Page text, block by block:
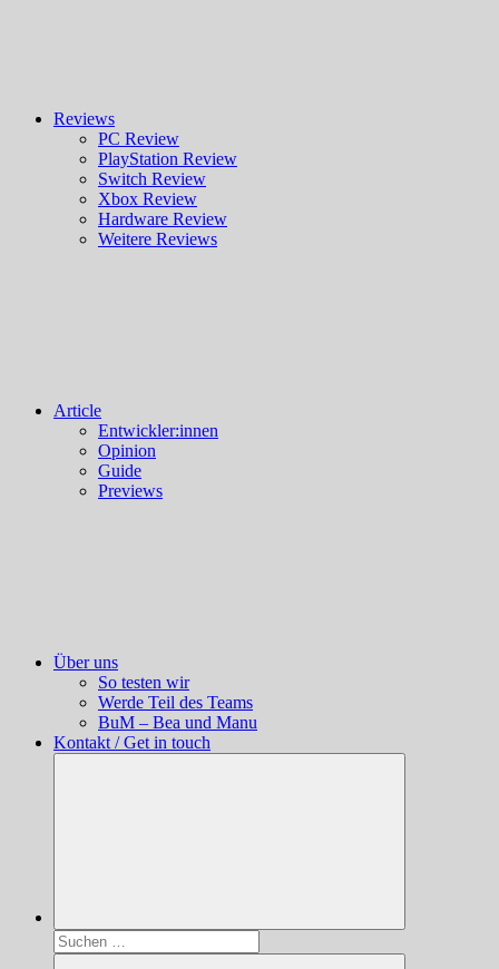
Reviews
PC Review
PlayStation Review
Switch Review
Xbox Review
Hardware Review
Weitere Reviews
Article
Entwickler:innen
Opinion
Guide
Previews
Über uns
So testen wir
Werde Teil des Teams
BuM – Bea und Manu
Kontakt / Get in touch
Suchen
nach: